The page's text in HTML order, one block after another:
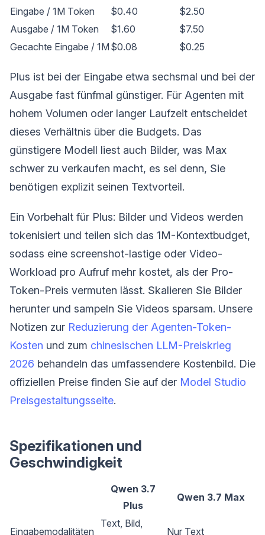
Eingabe / 1M Token
$0.40
$2.50
Ausgabe / 1M Token
$1.60
$7.50
Gecachte Eingabe / 1M $0.08 $0.25
Plus ist bei der Eingabe etwa sechsmal und bei der
Ausgabe fast fünfmal günstiger. Für Agenten mit
hohem Volumen oder langer Laufzeit entscheidet
dieses Verhältnis über die Budgets. Das
günstigere Modell liest auch Bilder, was Max
schwer zu verkaufen macht, es sei denn, Sie
benötigen explizit seinen Textvorteil.
Ein Vorbehalt für Plus: Bilder und Videos werden
tokenisiert und teilen sich das 1M-Kontextbudget,
sodass eine screenshot-lastige oder Video-
Workload pro Aufruf mehr kostet, als der Pro-
Token-Preis vermuten lässt. Skalieren Sie Bilder
herunter und sampeln Sie Videos sparsam. Unsere
Notizen zur Reduzierung der Agenten-Token-
Kosten und zum chinesischen LLM-Preiskrieg
2026 behandeln das umfassendere Kostenbild. Die
offiziellen Preise finden Sie auf der Model Studio
Preisgestaltungsseite.
Spezifikationen und
Geschwindigkeit
Qwen 3.7
Plus
Qwen 3.7 Max
Eingabemodalitäten
Text, Bild,
Nur Text